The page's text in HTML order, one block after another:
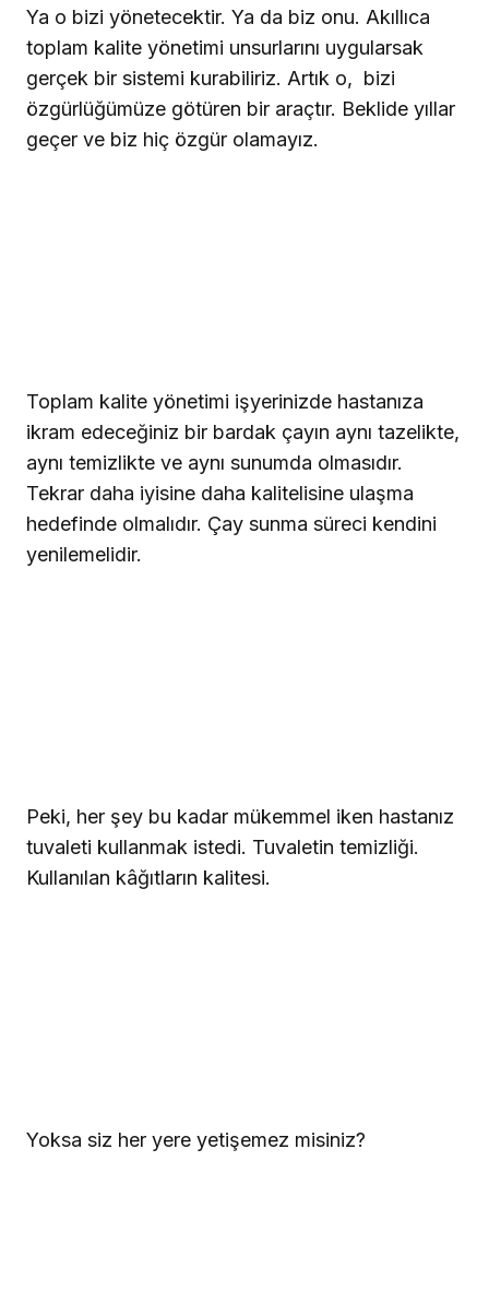
Ya o bizi yönetecektir. Ya da biz onu. Akıllıca
toplam kalite yönetimi unsurlarını uygularsak
gerçek bir sistemi kurabiliriz. Artık o, bizi
özgürlüğümüze götüren bir araçtır. Beklide yıllar
geçer ve biz hiç özgür olamayız.
Toplam kalite yönetimi işyerinizde hastanıza
ikram edeceğiniz bir bardak çayın aynı tazelikte,
aynı temizlikte ve aynı sunumda olmasıdır.
Tekrar daha iyisine daha kalitelisine ulaşma
hedefinde olmalıdır. Çay sunma süreci kendini
yenilemelidir.
Peki, her şey bu kadar mükemmel iken hastanız
tuvaleti kullanmak istedi. Tuvaletin temizliği.
Kullanılan kâğıtların kalitesi.
Yoksa siz her yere yetişemez misiniz?